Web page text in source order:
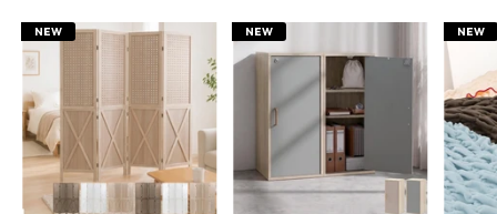
NEW NEW NEW